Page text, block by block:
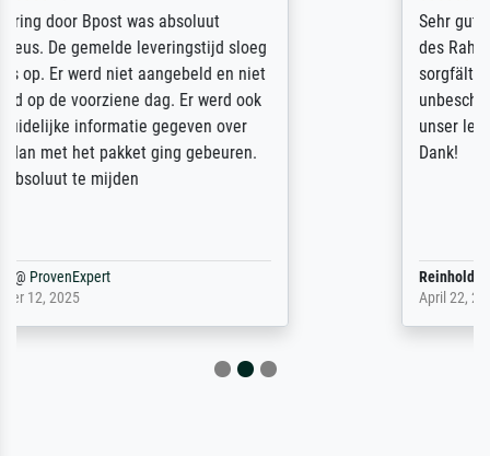
Sehr gute Qualität des Leinwanddrucks und
des Rahmens! Unser Bild wurde sehr
sorgfältig und sicher verpackt, so dass es
unbeschadet bei uns ankam. Es wird nicht
unser letzter Meisterdruck sein. Vielen
Dank!
Reinhold,